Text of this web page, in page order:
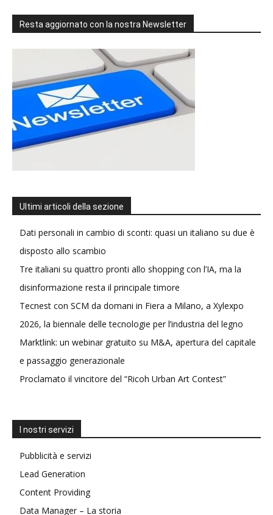
Resta aggiornato con la nostra Newsletter
Ultimi articoli della sezione
Dati personali in cambio di sconti: quasi un italiano su due è
disposto allo scambio
Tre italiani su quattro pronti allo shopping con l’IA, ma la
disinformazione resta il principale timore
Tecnest con SCM da domani in Fiera a Milano, a Xylexpo
2026, la biennale delle tecnologie per l’industria del legno
Marktlink: un webinar gratuito su M&A, apertura del capitale
e passaggio generazionale
Proclamato il vincitore del “Ricoh Urban Art Contest”
I nostri servizi
Pubblicità e servizi
Lead Generation
Content Providing
Data Manager – La storia